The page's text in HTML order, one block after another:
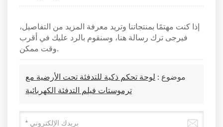
إذا كنت مهتمًا بمنتجاتنا وتريد معرفة المزيد من التفاصيل،
فيرجى ترك رسالة هنا، وسنقوم بالرد عليك في أقرب
وقت ممكن.
موضوع : لوحة تحكم ذكية للتدفئة تحت الأرضية مع
ترموستات فيلم التدفئة الكهربائية